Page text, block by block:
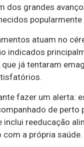
dos grandes
atuam no
indicados
que já tentaram
fazer um alerta:
de
inclui reeducação
a própria saúde.